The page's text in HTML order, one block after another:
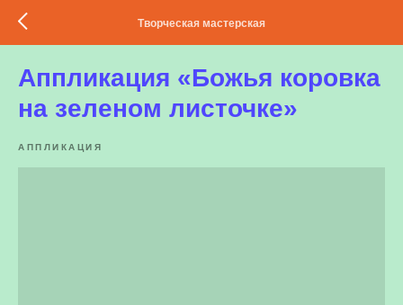
Творческая мастерская
Аппликация «Божья коровка
на зеленом листочке»
АППЛИКАЦИЯ